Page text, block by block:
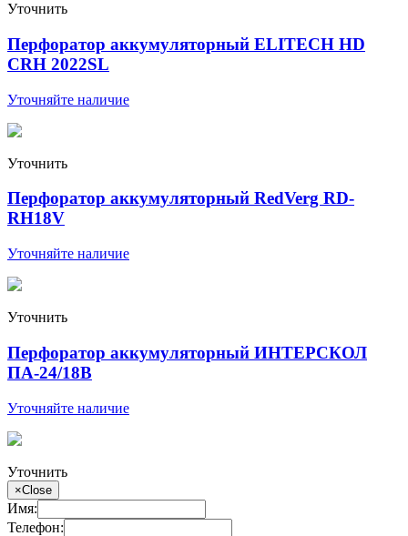
Уточнить
Перфоратор аккумуляторный ELITECH HD
CRH 2022SL
Уточняйте наличие
Уточнить
Перфоратор аккумуляторный RedVerg RD-
RH18V
Уточняйте наличие
Уточнить
Перфоратор аккумуляторный ИНТЕРСКОЛ
ПА-24/18В
Уточняйте наличие
Уточнить
×Close
Имя:
Телефон: